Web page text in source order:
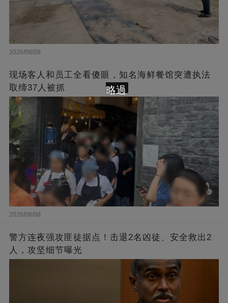
2026/08/08
现场客人和员工全看傻眼，知名海鲜餐馆突遭执法
取缔37人被抓
2026/08/08
警方连夜强攻匪徒据点！击退2名凶徒、安全救出2
人，攻坚细节曝光
略過